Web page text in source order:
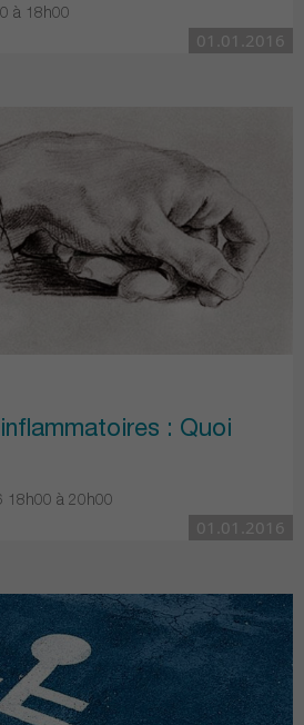
à 18h00
01.01.2016
: Quoi
18h00 à 20h00
01.01.2016